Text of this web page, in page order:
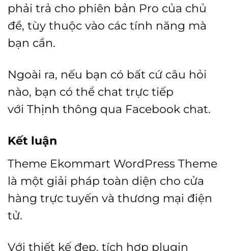
phải trả cho phiên bản Pro của chủ
đề, tùy thuộc vào các tính năng mà
bạn cần.
Ngoài ra, nếu bạn có bất cứ câu hỏi
nào, bạn có thể chat trực tiếp
với Thịnh thông qua Facebook chat.
Kết luận
Theme Ekommart WordPress Theme
là một giải pháp toàn diện cho cửa
hàng trực tuyến và thương mại điện
tử.
Với thiết kế đẹp, tích hợp plugin